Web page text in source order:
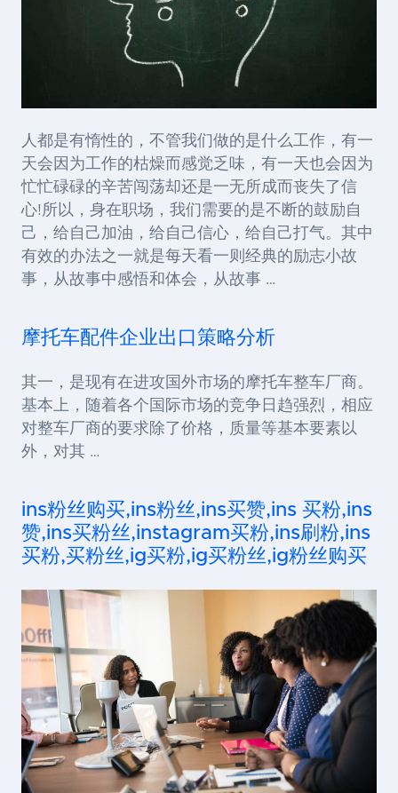
人都是有惰性的，不管我们做的是什么工作，有一
天会因为工作的枯燥而感觉乏味，有一天也会因为
忙忙碌碌的辛苦闯荡却还是一无所成而丧失了信
心!所以，身在职场，我们需要的是不断的鼓励自
己，给自己加油，给自己信心，给自己打气。其中
有效的办法之一就是每天看一则经典的励志小故
事，从故事中感悟和体会，从故事 …
摩托车配件企业出口策略分析
其一，是现有在进攻国外市场的摩托车整车厂商。
基本上，随着各个国际市场的竞争日趋强烈，相应
对整车厂商的要求除了价格，质量等基本要素以
外，对其 …
ins粉丝购买,ins粉丝,ins买赞,ins 买粉,ins
赞,ins买粉丝,instagram买粉,ins刷粉,ins
买粉,买粉丝,ig买粉,ig买粉丝,ig粉丝购买